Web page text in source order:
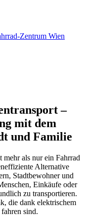
Zentrum Wien
–
mit dem
und Familie
mehr als nur ein Fahrrad
Alternative
Stadtbewohner und
Einkäufe oder
zu transportieren.
die dank elektrischem
sind.